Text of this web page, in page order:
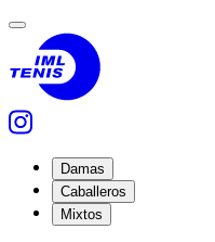
Damas
Caballeros
Mixtos